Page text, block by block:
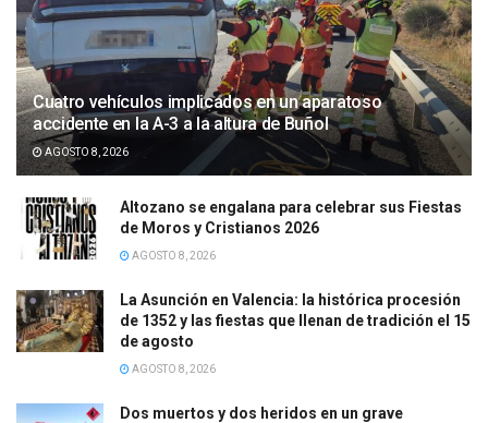
Cuatro vehículos implicados en un aparatoso
accidente en la A-3 a la altura de Buñol
AGOSTO 8, 2026
Altozano se engalana para celebrar sus Fiestas
de Moros y Cristianos 2026
AGOSTO 8, 2026
La Asunción en Valencia: la histórica procesión
de 1352 y las fiestas que llenan de tradición el 15
de agosto
AGOSTO 8, 2026
Dos muertos y dos heridos en un grave